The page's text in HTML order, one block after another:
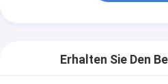
Erhalten Sie Den